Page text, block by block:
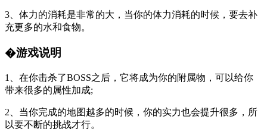
3、体力的消耗是非常的大，当你的体力消耗的时候，要去补
充更多的水和食物。
�游戏说明
1、在你击杀了BOSS之后，它将成为你的附属物，可以给你
带来很多的属性加成;
2、当你完成的地图越多的时候，你的实力也会提升很多，所
以要不断的挑战才行。